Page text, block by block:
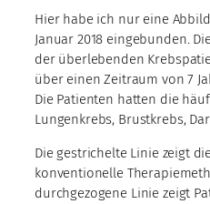
Hier habe ich nur eine
Januar 2018 eingebunden.
der überlebenden
über einen Zeitraum von 7
Die Patienten hatten die
Lungenkrebs, Brustkrebs,
Die gestrichelte Linie zeigt
konventionelle
durchgezogene Linie zeigt